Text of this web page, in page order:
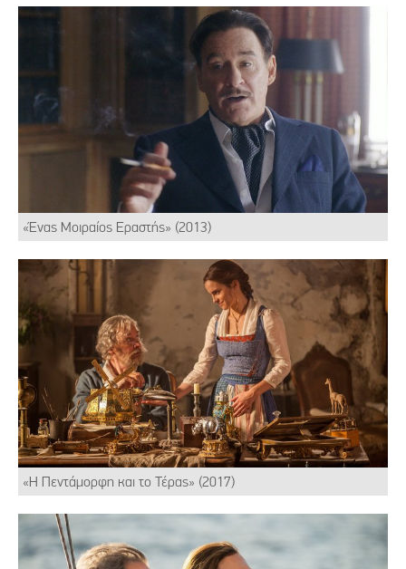
«Ένας Μοιραίος Εραστής» (2013)
«Η Πεντάμορφη και το Τέρας» (2017)